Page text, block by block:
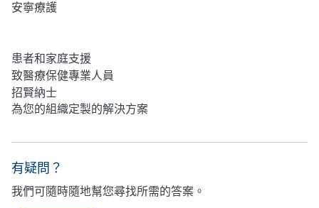
安寧療護
患者和家庭支援
致醫療保健專業人員
招賢納士
為您的組織定製的解決方案
有疑問？
我們可隨時隨地幫您尋找所需的答案。